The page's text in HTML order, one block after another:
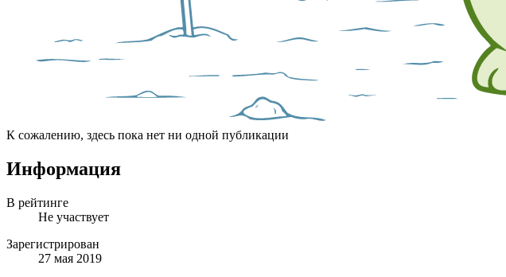
К сожалению, здесь пока нет ни одной публикации
Информация
В рейтинге
Не участвует
Зарегистрирован
27 мая 2019